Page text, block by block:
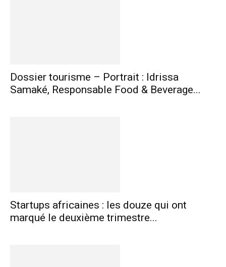
Dossier tourisme – Portrait : Idrissa
Samaké, Responsable Food & Beverage...
Startups africaines : les douze qui ont
marqué le deuxième trimestre...